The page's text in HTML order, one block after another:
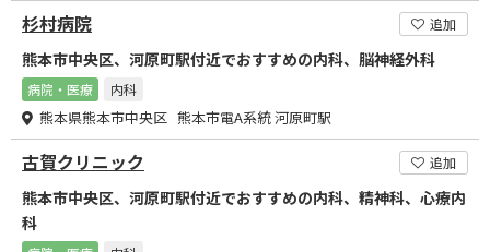
杉村病院 追加
熊本市中央区、河原町駅付近でおすすめの内科、脳神経外科
病院・医療 内科
熊本県熊本市中央区 熊本市電A系統 河原町駅
古賀クリニック 追加
熊本市中央区、河原町駅付近でおすすめの内科、精神科、心療内
科